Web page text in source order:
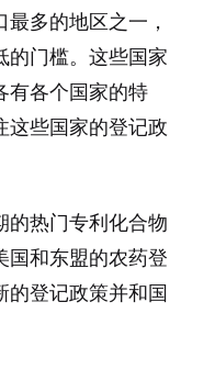
最多的地区之一，
的门槛。这些国家
有各个国家的特
这些国家的登记政
的热门专利化合物
国和东盟的农药登
的登记政策并和国